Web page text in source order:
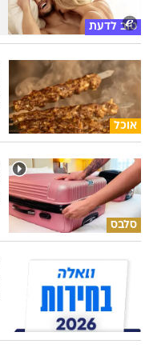
טוב לדעת
אוכל
סלבס